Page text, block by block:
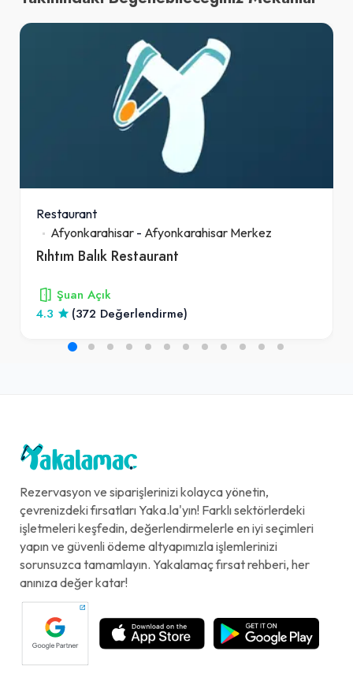
Restaurant
Afyonkarahisar - Afyonkarahisar Merkez
Rıhtım Balık Restaurant
Şuan Açık
4.3
(372 Değerlendirme)
Rezervasyon ve siparişlerinizi kolayca yönetin,
çevrenizdeki fırsatları Yaka.la'yın! Farklı sektörlerdeki
işletmeleri keşfedin, değerlendirmelerle en iyi seçimleri
yapın ve güvenli ödeme altyapımızla işlemlerinizi
sorunsuzca tamamlayın. Yakalamaç fırsat rehberi, her
anınıza değer katar!